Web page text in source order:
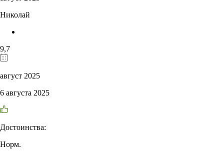
Николай
9,7
август 2025
6 августа 2025
Достоинства:
Норм.